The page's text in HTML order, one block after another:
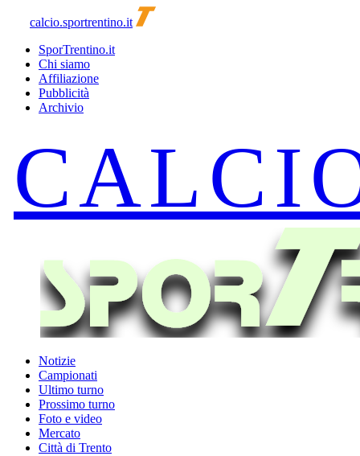
calcio.sportrentino.it
SporTrentino.it
Chi siamo
Affiliazione
Pubblicità
Archivio
Notizie
Campionati
Ultimo turno
Prossimo turno
Foto e video
Mercato
Città di Trento